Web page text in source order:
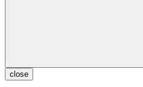
close